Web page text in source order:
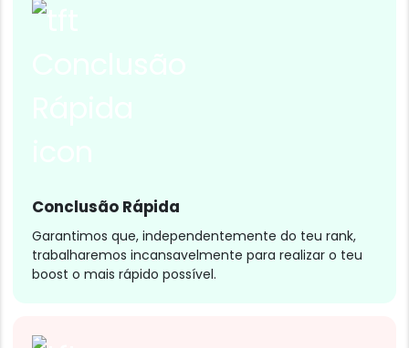
Conclusão Rápida
Garantimos que, independentemente do teu rank,
trabalharemos incansavelmente para realizar o teu
boost o mais rápido possível.